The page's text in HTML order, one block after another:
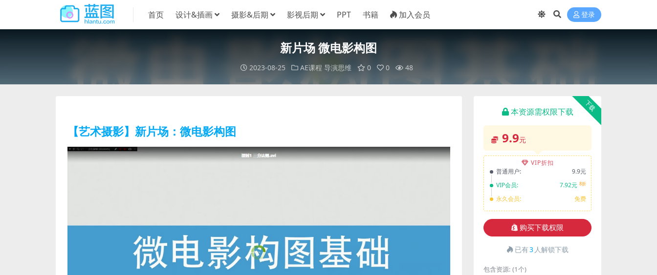
首页 设计&插画 摄影&后期 影视后期 PPT 书籍 加入会员 登录
新片场 微电影构图
2023-08-25 AE课程 导演思维 0 0 48
【艺术摄影】新片场：微电影构图
下载
本资源需权限下载
9.9元
VIP折扣
普通用户:
9.9元
VIP会员:
7.92元 8折
永久会员: 免费
购买下载权限
已有3 人解锁下载
包含资源: (1个)